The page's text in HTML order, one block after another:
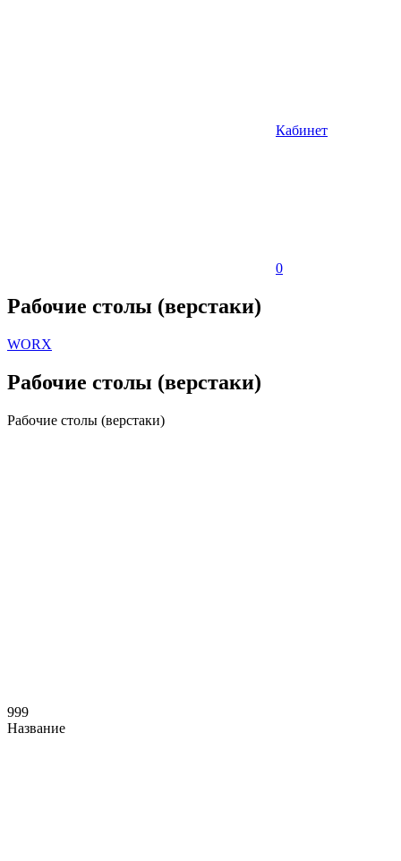
Кабинет
0
Рабочие столы (верстаки)
WORX
Рабочие столы (верстаки)
Рабочие столы (верстаки)
999
Название